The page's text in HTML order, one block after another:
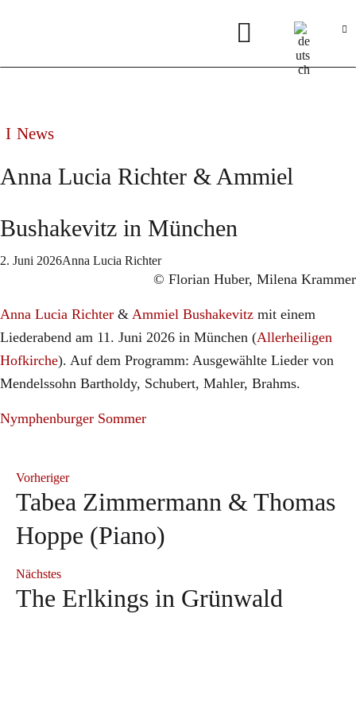
News
Anna Lucia Richter & Ammiel
Bushakevitz in München
2. Juni 2026Anna Lucia Richter
© Florian Huber, Milena Krammer
Anna Lucia Richter & Ammiel Bushakevitz mit einem
Liederabend am 11. Juni 2026 in München (Allerheiligen
Hofkirche). Auf dem Programm: Ausgewählte Lieder von
Mendelssohn Bartholdy, Schubert, Mahler, Brahms.
Nymphenburger Sommer
Vorheriger
Tabea Zimmermann & Thomas
Hoppe (Piano)
Nächstes
The Erlkings in Grünwald